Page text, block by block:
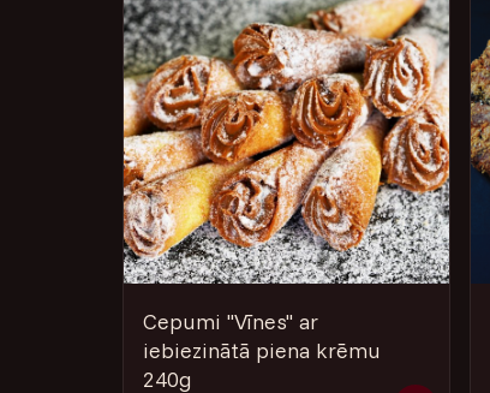
Cepumi "Vīnes" ar
iebiezinātā piena krēmu
240g